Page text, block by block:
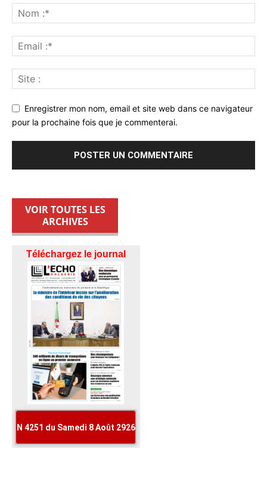
Enregistrer mon nom, email et site web dans ce navigateur
pour la prochaine fois que je commenterai.
VOIR TOUTES LES
ARCHIVES